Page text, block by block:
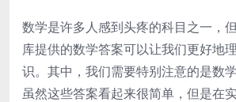
数学是许多人感到头疼的科目之一，
库提供的数学答案可以让我们更好地
识。其中，我们需要特别注意的是数
虽然这些答案看起来很简单，但是在